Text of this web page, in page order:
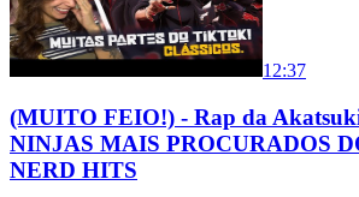
12:37
(MUITO FEIO!) - Rap da
NINJAS MAIS PROCURADOS
NERD HITS